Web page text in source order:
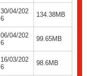
30/04/202
6
134.38MB
06/04/202
6
99.65MB
16/03/202
6
98.6MB